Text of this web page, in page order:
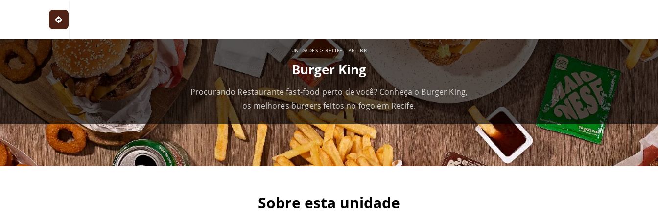
UNIDADES > RECIFE-PE - BR
Burger King
Procurando Restaurante fast-food perto de você? Conheça o Burger King,
os melhores burgers feitos no fogo em Recife.
Sobre esta unidade